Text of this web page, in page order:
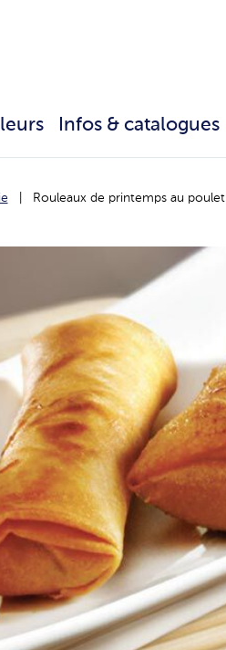
Infos & catalogues
Rouleaux de printemps au poulet